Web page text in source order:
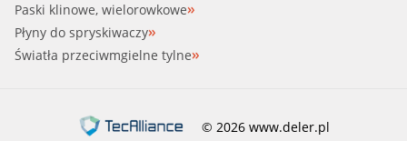
Paski klinowe, wielorowkowe
Płyny do spryskiwaczy
Światła przeciwmgielne tylne
© 2026 www.deler.pl